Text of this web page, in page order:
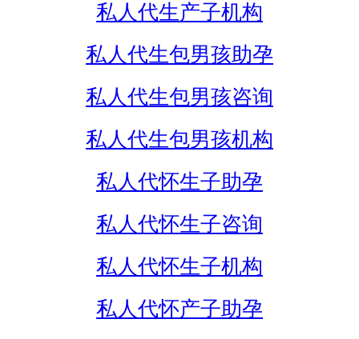
私人代生产子机构
私人代生包男孩助孕
私人代生包男孩咨询
私人代生包男孩机构
私人代怀生子助孕
私人代怀生子咨询
私人代怀生子机构
私人代怀产子助孕